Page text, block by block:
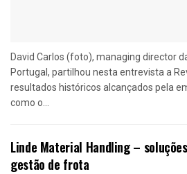
David Carlos (foto), managing director
Portugal, partilhou nesta entrevista a
resultados históricos alcançados pela
como o...
Linde Material Handling –
gestão de frota